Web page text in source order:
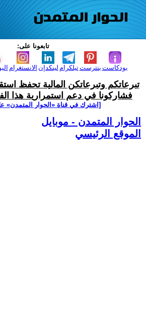
تابعونا على:
الانستغرام لينكدإن تيلكرامبنترست بودكاست
تبرعاتكم وتبرعاتكن المالية تحفظ
فشاركونا في دعم استمرارية هذا
[اشترك في قناة ‫«الحوار المتمدن»
الحوار المتمدن - موبايل
الموقع الرئيسي